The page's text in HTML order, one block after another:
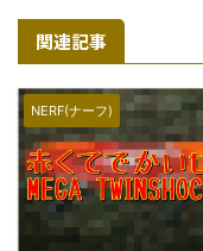
関連記事
NERF(ナーフ)